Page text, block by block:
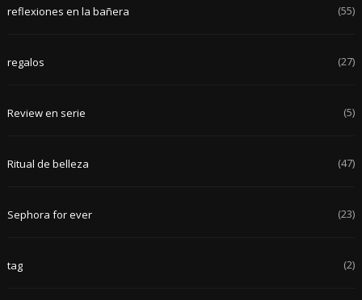
reflexiones en la bañera (55)
regalos (27)
Review en serie (5)
Ritual de belleza (47)
Sephora for ever (23)
tag (2)